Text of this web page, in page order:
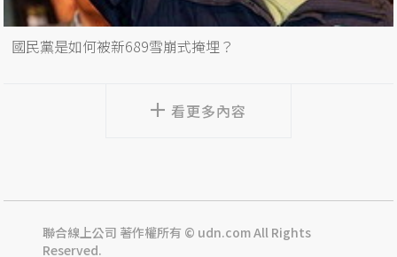
國民黨是如何被新689雪崩式掩埋？
看更多內容
聯合線上公司 著作權所有 © udn.com All Rights
Reserved.